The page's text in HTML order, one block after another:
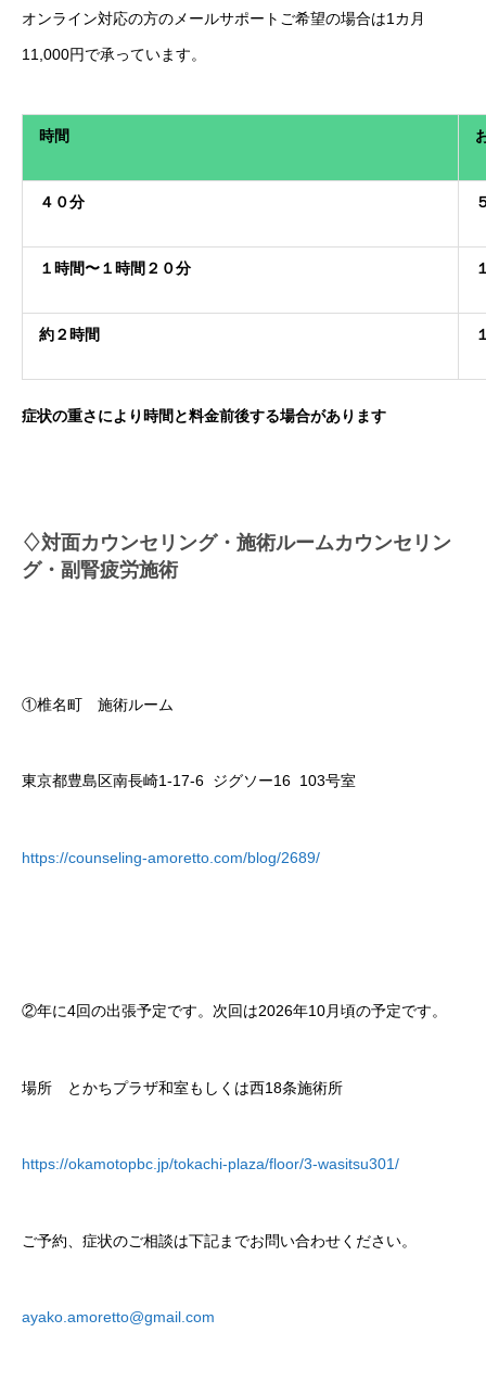
オンライン対応の方のメールサポートご希望の場合は1カ月
11,000円で承っています。
時間
４０分
１時間〜１時間２０分
約２時間
症状の重さにより時間と料金前後する場合があります
♢対面カウンセリング・施術ルームカウンセリン
グ・副腎疲労施術
①椎名町 施術ルーム
東京都豊島区南長崎1-17-6 ジグソー16 103号室
https://counseling-amoretto.com/blog/2689/
②年に4回の出張予定です。次回は2026年10月頃の予定です。
場所 とかちプラザ和室もしくは西18条施術所
https://okamotopbc.jp/tokachi-plaza/floor/3-wasitsu301/
ご予約、症状のご相談は下記までお問い合わせください。
ayako.amoretto@gmail.com